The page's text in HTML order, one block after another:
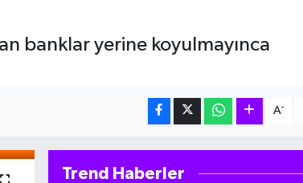
banklar yerine koyulmayınca
A-
Trend Haberler